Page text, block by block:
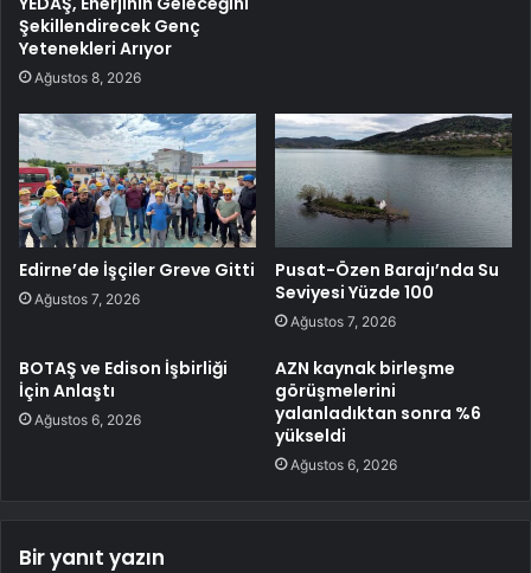
Şekillendirecek Genç
Yetenekleri Arıyor
Ağustos 8, 2026
Edirne’de İşçiler Greve Gitti
Ağustos 7, 2026
Pusat-Özen Barajı’nda Su
Seviyesi Yüzde 100
Ağustos 7, 2026
BOTAŞ ve Edison İşbirliği
İçin Anlaştı
Ağustos 6, 2026
AZN kaynak birleşme
görüşmelerini
yalanladıktan sonra %6
yükseldi
Ağustos 6, 2026
Bir yanıt yazın